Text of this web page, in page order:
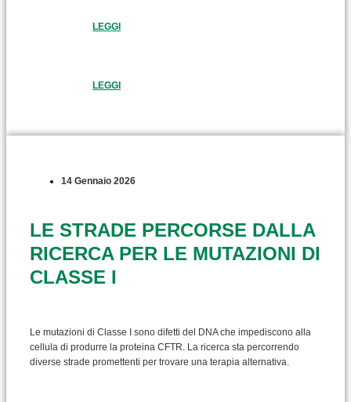
LEGGI
LEGGI
14 Gennaio 2026
LE STRADE PERCORSE DALLA
RICERCA PER LE MUTAZIONI DI
CLASSE I
Le mutazioni di Classe I sono difetti del DNA che impediscono alla
cellula di produrre la proteina CFTR. La ricerca sta percorrendo
diverse strade promettenti per trovare una terapia alternativa.